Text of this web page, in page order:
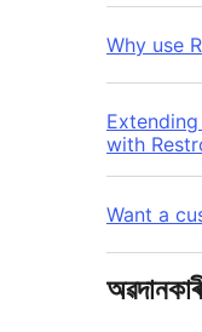
Why use
with
Want a